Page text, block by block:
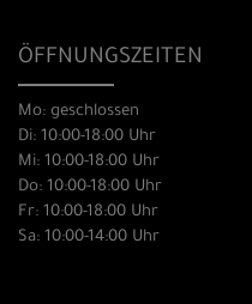
ÖFFNUNGSZEITEN
Mo: geschlossen
Di: 10:00-18:00 Uhr
Mi: 10:00-18:00 Uhr
Do: 10:00-18:00 Uhr
Fr: 10:00-18:00 Uhr
Sa: 10:00-14:00 Uhr